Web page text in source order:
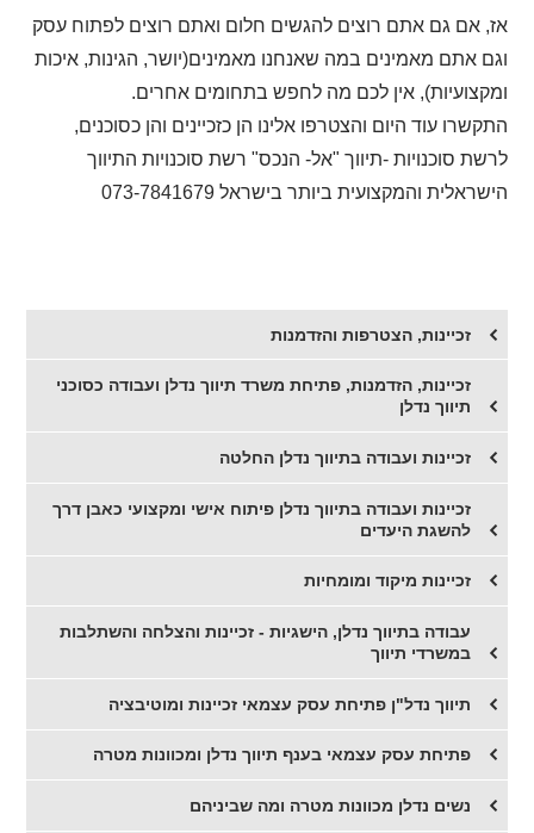
אז, אם גם אתם רוצים להגשים חלום ואתם רוצים לפתוח עסק
וגם אתם מאמינים במה שאנחנו מאמינים(יושר, הגינות, איכות
ומקצועיות), אין לכם מה לחפש בתחומים אחרים.
התקשרו עוד היום והצטרפו אלינו הן כזכיינים והן כסוכנים,
לרשת סוכנויות -תיווך "אל- הנכס" רשת סוכנויות התיווך
הישראלית והמקצועית ביותר בישראל 073-7841679
זכיינות, הצטרפות והזדמנות
זכיינות, הזדמנות, פתיחת משרד תיווך נדלן ועבודה כסוכני
תיווך נדלן
זכיינות ועבודה בתיווך נדלן החלטה
זכיינות ועבודה בתיווך נדלן פיתוח אישי ומקצועי כאבן דרך
להשגת היעדים
זכיינות מיקוד ומומחיות
עבודה בתיווך נדלן, הישגיות - זכיינות והצלחה והשתלבות
במשרדי תיווך
תיווך נדל"ן פתיחת עסק עצמאי זכיינות ומוטיבציה
פתיחת עסק עצמאי בענף תיווך נדלן ומכוונות מטרה
נשים נדלן מכוונות מטרה ומה שביניהם